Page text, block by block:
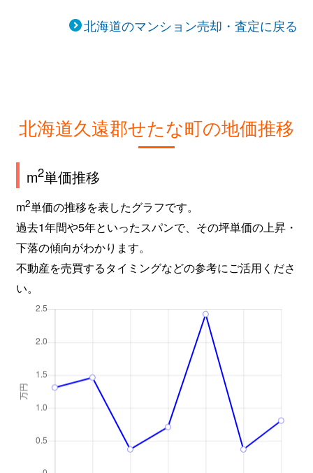
北海道のマンション売却・査定に戻る
北海道久遠郡せたな町の地価推移
m2単価推移
m2単価の推移を表したグラフです。
過去1年間や5年といったスパンで、その坪単価の上昇・
下落の傾向がわかります。
不動産を売買するタイミングなどの参考にご活用くださ
い。